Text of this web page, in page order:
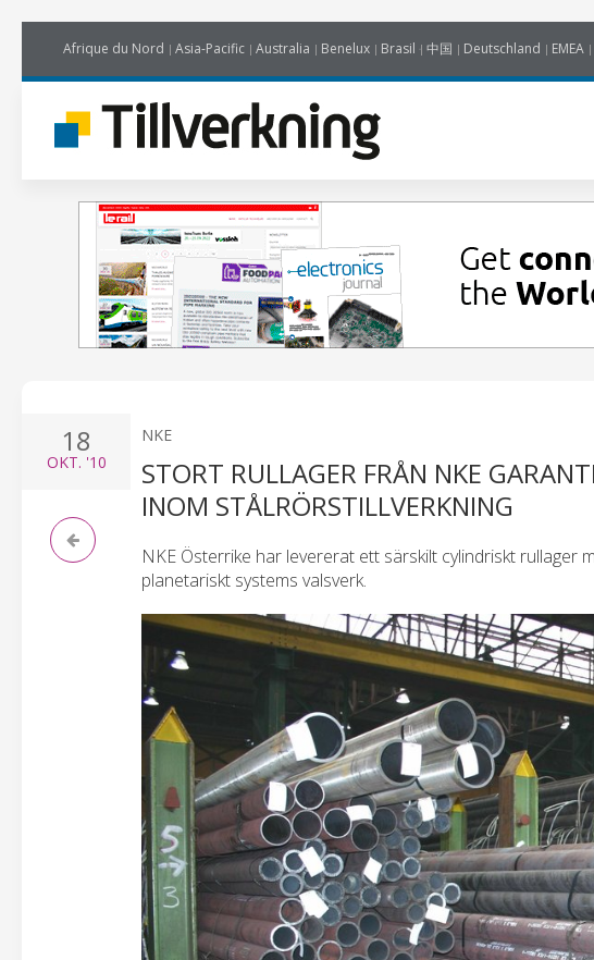
Afrique du Nord Asia-Pacific Australia Benelux Brasil 中国 Deutschland EMEA
18
OKT. '10
NKE
STORT RULLAGER FRÅN NKE
INOM STÅLRÖRSTILLVERKNING
NKE Österrike har levererat ett särskilt cylindriskt rullager
planetariskt systems valsverk.